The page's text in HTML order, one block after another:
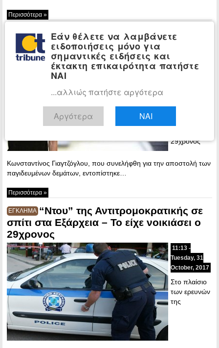
Περισσότερα »
ΕΓΚΛΗΜΑ Και δεύτερη γιάφκα του 29χρονου
Γιαγτζόγλου στα Εξάρχεια
Tuesday, 31
29χρονος
Κωνσταντίνος Γιαγτζόγλου, που συνελήφθη για την αποστολή των
παγιδευμένων δεμάτων, εντοπίστηκε…
Περισσότερα »
ΕΓΚΛΗΜΑ “Ντου” της Αντιτρομοκρατικής σε
σπίτι στα Εξάρχεια – Το είχε νοικιάσει ο
29χρονος
11:13 -
Tuesday, 31
October, 2017
Στο πλαίσιο
των ερευνών
της
Εάν θέλετε να λαμβάνετε
ειδοποιήσεις μόνο για
σημαντικές ειδήσεις και
έκτακτη επικαιρότητα πατήστε
ΝΑΙ
...αλλιώς πατήστε αργότερα
Αργότερα ΝΑΙ